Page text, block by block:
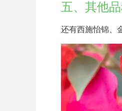
五、其他
还有西施怡锦、